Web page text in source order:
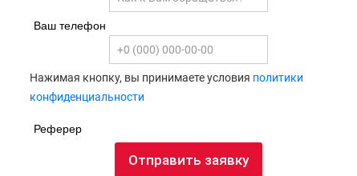
Ваш телефон
Нажимая кнопку, вы принимаете условия политики
конфиденциальности
Реферер
Отправить заявку